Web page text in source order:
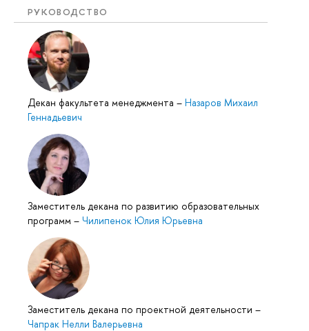
РУКОВОДСТВО
Декан факультета менеджмента – Назаров Михаил
Геннадьевич
Заместитель декана по развитию образовательных
программ – Чилипенок Юлия Юрьевна
Заместитель декана по проектной деятельности –
Чапрак Нелли Валерьевна